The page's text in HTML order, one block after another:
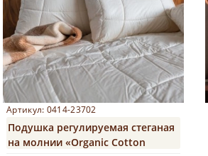
Артикул: 0414-23702
Подушка регулируемая стеганая
на молнии «Organic Cotton